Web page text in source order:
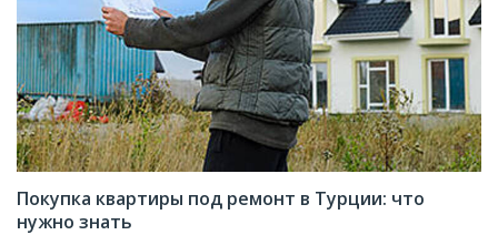
Покупка квартиры под ремонт в Турции: что
нужно знать